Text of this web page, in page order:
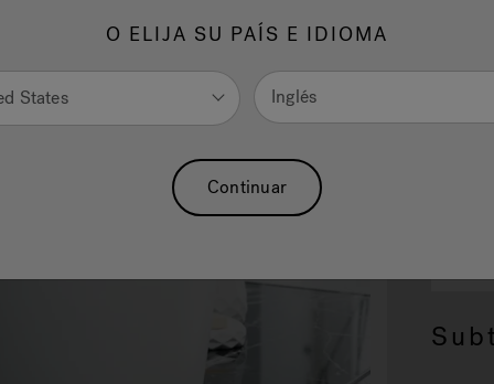
O ELIJA SU PAÍS E IDIOMA
States Inglés
Continuar